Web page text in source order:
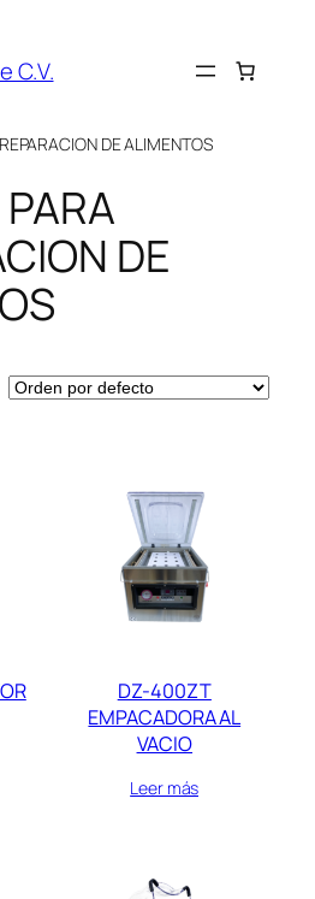
C.V.
DE ALIMENTOS
DE
DZ-400ZT
EMPACADORA AL
VACIO
Leer más